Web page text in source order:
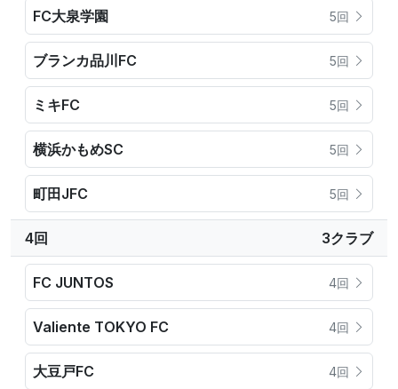
FC大泉学園 5回
ブランカ品川FC 5回
ミキFC 5回
横浜かもめSC 5回
町田JFC 5回
4回 3クラブ
FC JUNTOS 4回
Valiente TOKYO FC 4回
大豆戸FC 4回